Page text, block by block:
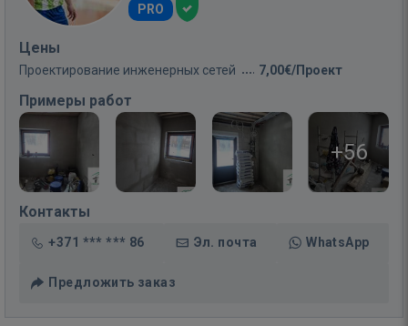
PRO
Цены
Проектирование инженерных сетей 7,00€/Проект
Примеры работ
+56
Контакты
+371 *** *** 86 Эл. почта WhatsApp
Предложить заказ